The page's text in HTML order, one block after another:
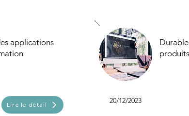
applications
Lire le détail 20/12/2023